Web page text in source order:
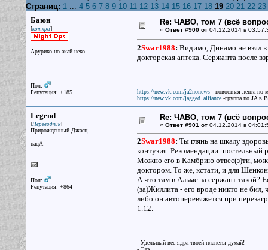
Страниц: 1... 4 5 6 7 8 9 10 11 12 13 14 15 16 17 18 19 20 21 22 23
Баюн
[котяра]
Арурико-но акай неко
Пол:
Репутация: +185
Re: ЧАВО, том 7 (всё
« Ответ #900 от04.12.2014 в
2Swar1988: Видимо, Динамо не взял
докторская аптека. Сержанта после
https://new.vk.com/ja2nonews- новостная лента по
https://new.vk.com/jagged_alliance-группа по JA в
Legend
[Переводчик]
Прирожденный Джаец
надА
Пол:
Репутация: +864
Re: ЧАВО, том 7 (всё
« Ответ #901 от04.12.2014 в
2Swar1988: Ты глянь на шкалу
контузия. Рекомендации:
Можно его в Камбрию отвес(з)ти,
доктором. То же, кстати, и для
А что там в Альме за сержант такой?
(за)Жиллита - его вроде никто не бил,
либо он автоперевяжется при
1.12.
- Удельный вес ядра твоей планеты думай!